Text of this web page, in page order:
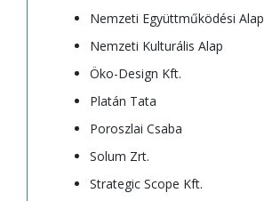
Nemzeti Együttműködési Alap
Nemzeti Kulturális Alap
Öko-Design Kft.
Platán Tata
Poroszlai Csaba
Solum Zrt.
Strategic Scope Kft.